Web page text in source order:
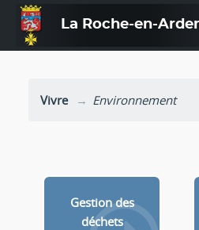
La Roche-en-
Vivre Environnement
Gestion des
déchets